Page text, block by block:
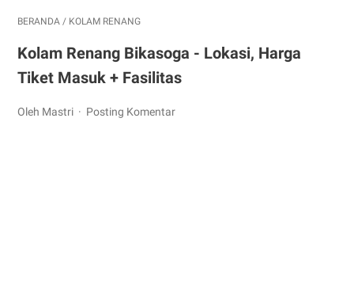
BERANDA / KOLAM RENANG
Kolam Renang Bikasoga - Lokasi, Harga
Tiket Masuk + Fasilitas
Oleh Mastri Posting Komentar